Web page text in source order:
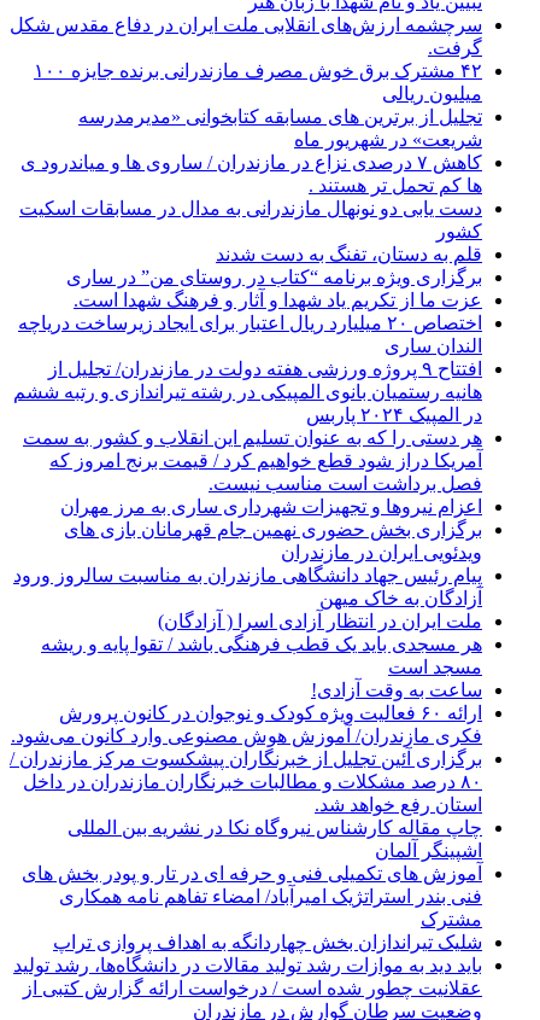
سرچشمه ارزش‌های انقلابی ملت ایران در دفاع مقدس شکل
گرفت.
۴۲ مشترک برق خوش مصرف مازندرانی برنده جایزه ۱۰۰
میلیون ریالی
تجلیل از برترین های مسابقه کتابخوانی «مدیرمدرسه
شریعت» در شهریور ماه
کاهش ۷ درصدی نزاع در مازندران / ساروی ها و میاندرود ی
ها کم تحمل تر هستند‌ .
دست یابی دو نونهال مازندرانی به مدال در مسابقات اسکیت
کشور
قلم به دستان، تفنگ به دست شدند
برگزاری ویژه برنامه “کتاب در روستای من” در ساری
عزت ما از تکریم یاد شهدا و آثار و فرهنگ شهدا است.
اختصاص ۲۰ میلیارد ریال اعتبار برای ایجاد زیرساخت دریاچه
الندان ساری
افتتاح ۹ پروژه ورزشی هفته دولت در مازندران/ تجلیل از
هانیه رستمیان بانوی المپیکی در رشته تیراندازی و رتبه ششم
در المپیک ۲۰۲۴ پاربس
هر دستی را که به عنوان تسلیم این انقلاب و کشور به سمت
آمريکا دراز شود قطع خواهیم کرد / قیمت برنج امروز که
فصل برداشت است مناسب نیست.
اعزام نیروها و تجهیزات شهرداری ساری به مرز مهران
برگزاری بخش حضوری نهمین جام قهرمانان بازی های
ویدئویی ایران در مازندران
پیام رئیس جهاد دانشگاهی مازندران به مناسبت سالروز ورود
آزادگان به خاک میهن
ملت ایران در انتظار آزادی اسرا ( آزادگان)
هر مسجدی باید یک قطب فرهنگی باشد / تقوا پایه و ریشه
مسجد است
ساعت به وقت آزادی!
ارائه ۶۰ فعالیت ویژه کودک و نوجوان در کانون پرورش
فکری مازندران/ آموزش هوش مصنوعی وارد کانون می‌شود.
برگزاری آئین تجلیل از خبرنگاران پیشکسوت مرکز مازندران /
۸۰ درصد مشکلات و مطالبات خبرنگاران مازندران در داخل
استان رفع خواهد شد.
چاپ مقاله کارشناس نيروگاه نكا در نشریه بین المللی
اشپینگر آلمان
آموزش های تکمیلی فنی و حرفه ای در تار و پودر بخش های
فنی بندر استراتژیک امیرآباد/ امضاء تفاهم نامه همکاری
مشترک
شلیک تیراندازان بخش چهاردانگه به اهداف پروازی تراپ
باید دید به موازات رشد تولید مقالات در دانشگاه‌ها، رشد تولید
عقلانیت چطور شده است / درخواست ارائه گزارش کتبی از
وضعیت سرطان گوارش در مازندران